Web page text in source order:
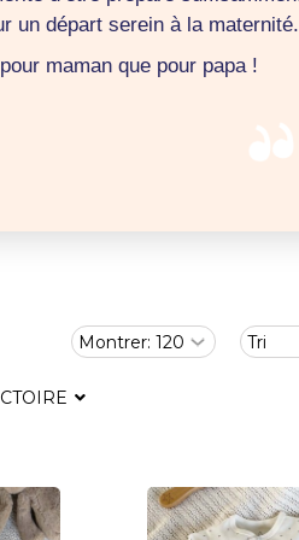
un départ serein à la maternité.
maman que pour papa !